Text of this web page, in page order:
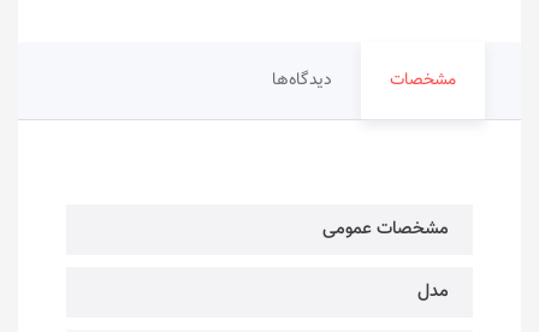
مشخصات دیدگاه‌ها
مشخصات عمومی
مدل